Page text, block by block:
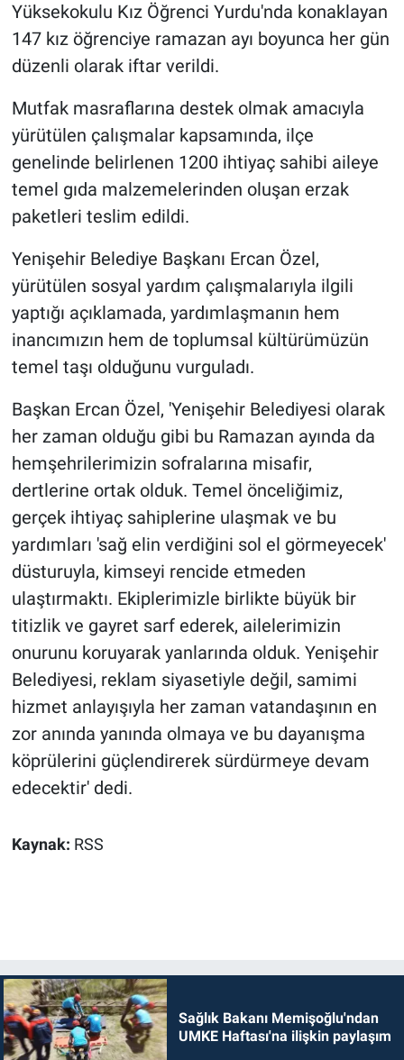
Yüksekokulu Kız Öğrenci Yurdu'nda konaklayan
147 kız öğrenciye ramazan ayı boyunca her gün
düzenli olarak iftar verildi.
Mutfak masraflarına destek olmak amacıyla
yürütülen çalışmalar kapsamında, ilçe
genelinde belirlenen 1200 ihtiyaç sahibi aileye
temel gıda malzemelerinden oluşan erzak
paketleri teslim edildi.
Yenişehir Belediye Başkanı Ercan Özel,
yürütülen sosyal yardım çalışmalarıyla ilgili
yaptığı açıklamada, yardımlaşmanın hem
inancımızın hem de toplumsal kültürümüzün
temel taşı olduğunu vurguladı.
Başkan Ercan Özel, 'Yenişehir Belediyesi olarak
her zaman olduğu gibi bu Ramazan ayında da
hemşehrilerimizin sofralarına misafir,
dertlerine ortak olduk. Temel önceliğimiz,
gerçek ihtiyaç sahiplerine ulaşmak ve bu
yardımları 'sağ elin verdiğini sol el görmeyecek'
düsturuyla, kimseyi rencide etmeden
ulaştırmaktı. Ekiplerimizle birlikte büyük bir
titizlik ve gayret sarf ederek, ailelerimizin
onurunu koruyarak yanlarında olduk. Yenişehir
Belediyesi, reklam siyasetiyle değil, samimi
hizmet anlayışıyla her zaman vatandaşının en
zor anında yanında olmaya ve bu dayanışma
köprülerini güçlendirerek sürdürmeye devam
edecektir' dedi.
Kaynak: RSS
Sağlık Bakanı Memişoğlu'ndan
UMKE Haftası'na ilişkin paylaşım